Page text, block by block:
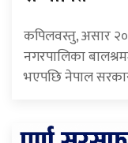
कपिलवस्तु, असार
नगरपालिका
भएपछि नेपाल